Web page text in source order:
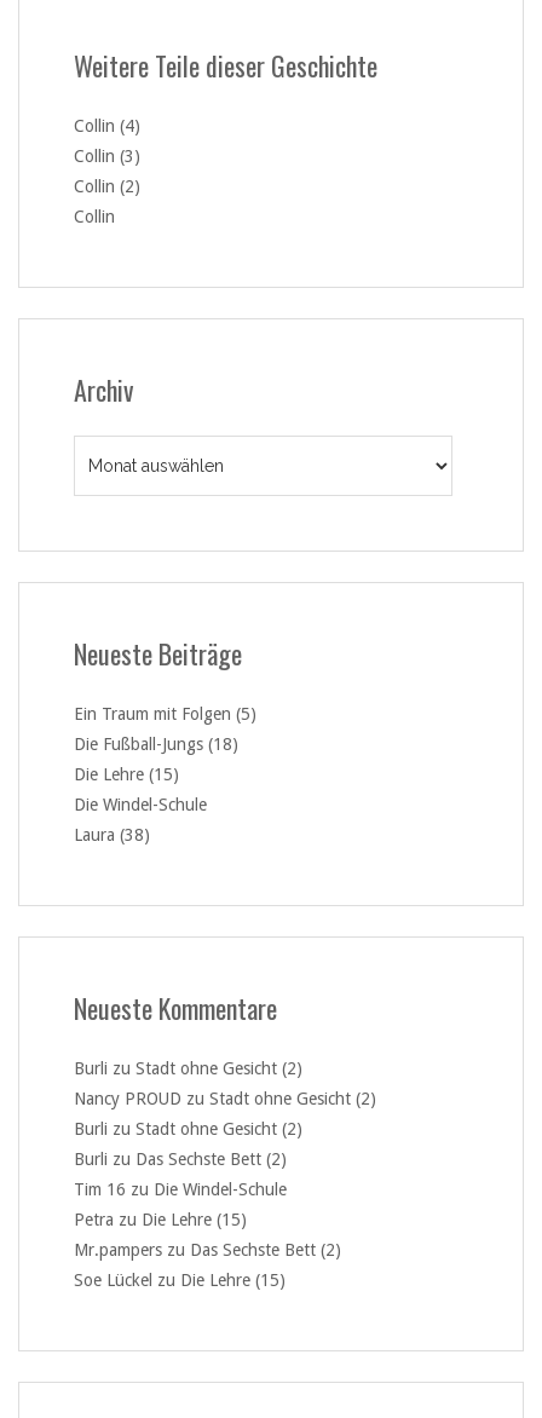
Weitere Teile dieser Geschichte
Collin (4)
Collin (3)
Collin (2)
Collin
Archiv
Neueste Beiträge
Ein Traum mit Folgen (5)
Die Fußball-Jungs (18)
Die Lehre (15)
Die Windel-Schule
Laura (38)
Neueste Kommentare
Burli zu Stadt ohne Gesicht (2)
Nancy PROUD zu Stadt ohne Gesicht (2)
Burli zu Stadt ohne Gesicht (2)
Burli zu Das Sechste Bett (2)
Tim 16 zu Die Windel-Schule
Petra zu Die Lehre (15)
Mr.pampers zu Das Sechste Bett (2)
Soe Lückel zu Die Lehre (15)